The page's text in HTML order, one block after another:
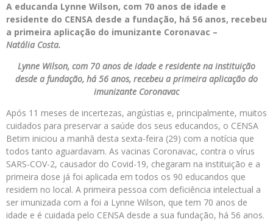
A educanda Lynne Wilson, com 70 anos de idade e
residente do CENSA desde a fundação, há 56 anos, recebeu
a primeira aplicação do imunizante Coronavac –
Natália Costa.
Lynne Wilson, com 70 anos de idade e residente na instituição
desde a fundação, há 56 anos, recebeu a primeira aplicação do
imunizante Coronavac
Após 11 meses de incertezas, angústias e, principalmente, muitos
cuidados para preservar a saúde dos seus educandos, o CENSA
Betim iniciou a manhã desta sexta-feira (29) com a notícia que
todos tanto aguardavam. As vacinas Coronavac, contra o vírus
SARS-COV-2, causador do Covid-19, chegaram na instituição e a
primeira dose já foi aplicada em todos os 90 educandos que
residem no local. A primeira pessoa com deficiência intelectual a
ser imunizada com a foi a Lynne Wilson, que tem 70 anos de
idade e é cuidada pelo CENSA desde a sua fundação, há 56 anos.